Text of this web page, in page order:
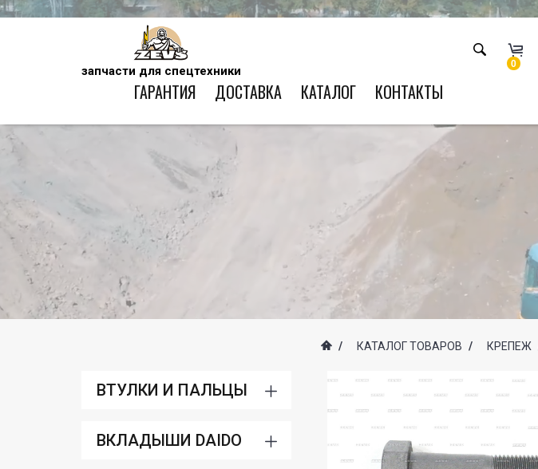
0
запчасти для спецтехники
ГАРАНТИЯ ДОСТАВКА КАТАЛОГ КОНТАКТЫ
ВТУЛКИ И ПАЛЬЦЫ
ВКЛАДЫШИ DAIDO
/ КАТАЛОГ ТОВАРОВ / КРЕПЕЖ